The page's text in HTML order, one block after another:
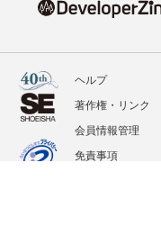
ヘルプ
著作権・リンク
会員情報管理
免責事項